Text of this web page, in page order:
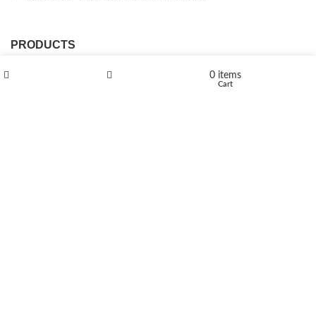
PRODUCTS
L-Polaflux® 5 mg/ml 0 items
Cart